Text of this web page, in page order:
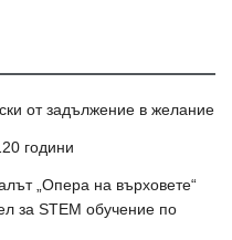
от задължение в желание
години
„Опера на върховете“
за STEM обучение по